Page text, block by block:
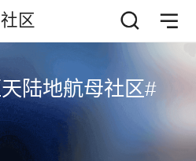
社区
陆地航母社区#